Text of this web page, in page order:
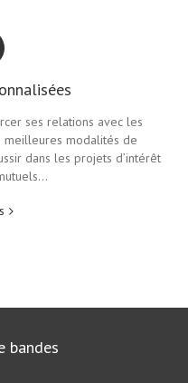
ses relations avec les
modalités de
dans les projets d’intérêt
bandes